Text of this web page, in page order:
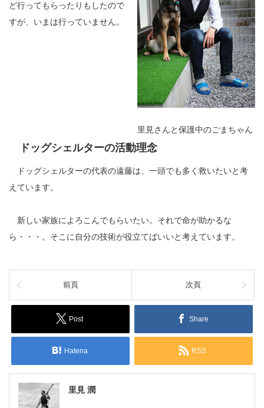
里見さんと保護中のごまちゃん
ど行ってもらったりもしたので
すが、いまは行っていません。
ドッグシェルターの活動理念
ドッグシェルターの代表の遠藤は、一頭でも多く救いたいと考
えています。
新しい家族によろこんでもらいたい。それで命が助かるな
ら・・・。そこに自分の技術が役立てばいいと考えています。
前頁 次頁
Post Share
Hatena RSS
里見 潤